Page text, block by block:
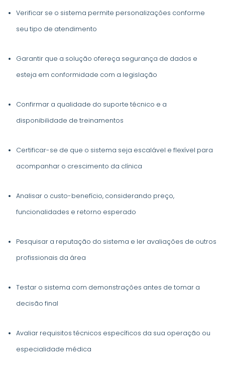
Verificar se o sistema permite personalizações conforme
seu tipo de atendimento
Garantir que a solução ofereça segurança de dados e
esteja em conformidade com a legislação
Confirmar a qualidade do suporte técnico e a
disponibilidade de treinamentos
Certificar-se de que o sistema seja escalável e flexível para
acompanhar o crescimento da clínica
Analisar o custo-benefício, considerando preço,
funcionalidades e retorno esperado
Pesquisar a reputação do sistema e ler avaliações de outros
profissionais da área
Testar o sistema com demonstrações antes de tomar a
decisão final
Avaliar requisitos técnicos específicos da sua operação ou
especialidade médica